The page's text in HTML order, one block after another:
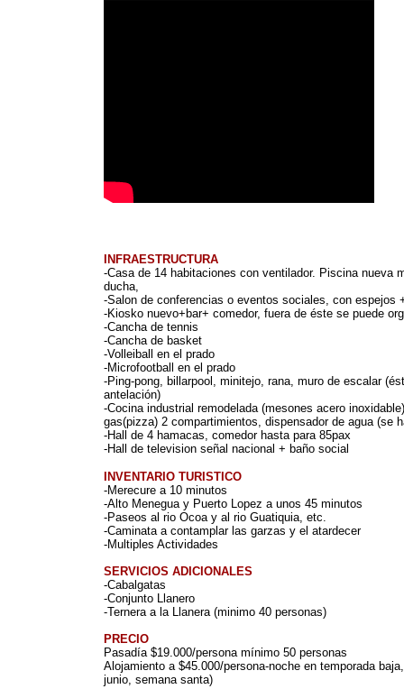
INFRAESTRUCTURA
-Casa de 14 habitaciones con ventilador. Piscina nueva
ducha,
-Salon de conferencias o eventos sociales, con espejos
-Kiosko nuevo+bar+ comedor, fuera de éste se puede
-Cancha de tennis
-Cancha de basket
-Volleiball en el prado
-Microfootball en el prado
-Ping-pong, billarpool, minitejo, rana, muro de escalar
antelación)
-Cocina industrial remodelada (mesones acero
gas(pizza) 2 compartimientos, dispensador de agua (se
-Hall de 4 hamacas, comedor hasta para 85pax
-Hall de television señal nacional + baño social
INVENTARIO TURISTICO
-Merecure a 10 minutos
-Alto Menegua y Puerto Lopez a unos 45 minutos
-Paseos al rio Ocoa y al rio Guatiquia, etc.
-Caminata a contamplar las garzas y el atardecer
-Multiples Actividades
SERVICIOS ADICIONALES
-Cabalgatas
-Conjunto Llanero
-Ternera a la Llanera (minimo 40 personas)
PRECIO
Pasadía $19.000/persona mínimo 50 personas
Alojamiento a $45.000/persona-noche en temporada
junio, semana santa)